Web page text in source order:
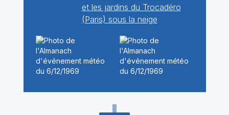
et les jardins du Trocadéro
(Paris) sous la neige